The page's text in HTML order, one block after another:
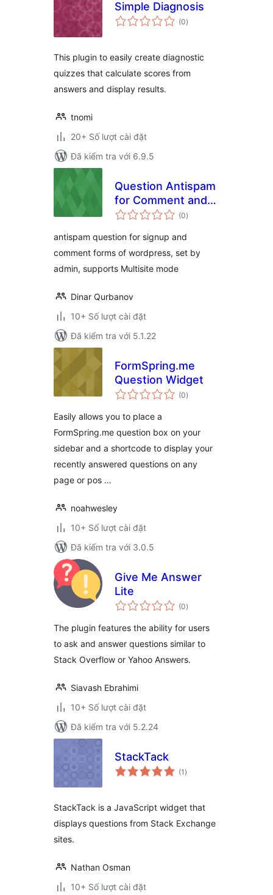
Simple Diagnosis
(0tổng
đánh
)
This plugin to easily create diagnostic
quizzes that calculate scores from
answers and display results.
tnomi
20+ Số lượt cài đặt
Đã kiểm tra với 6.9.5
Question Antispam
for Comment and
Signup
(0tổng
đánh
)
antispam question for signup and
comment forms of wordpress, set by
admin, supports Multisite mode
Dinar Qurbanov
10+ Số lượt cài đặt
Đã kiểm tra với 5.1.22
FormSpring.me
Question Widget
(0tổng
đánh
)
Easily allows you to place a
FormSpring.me question box on your
sidebar and a shortcode to display your
recently answered questions on any
page or pos …
noahwesley
10+ Số lượt cài đặt
Đã kiểm tra với 3.0.5
Give Me Answer
Lite
(0tổng
đánh
)
The plugin features the ability for users
to ask and answer questions similar to
Stack Overflow or Yahoo Answers.
Siavash Ebrahimi
10+ Số lượt cài đặt
Đã kiểm tra với 5.2.24
StackTack
(1 tổng
đánh
)
StackTack is a JavaScript widget that
displays questions from Stack Exchange
sites.
Nathan Osman
10+ Số lượt cài đặt